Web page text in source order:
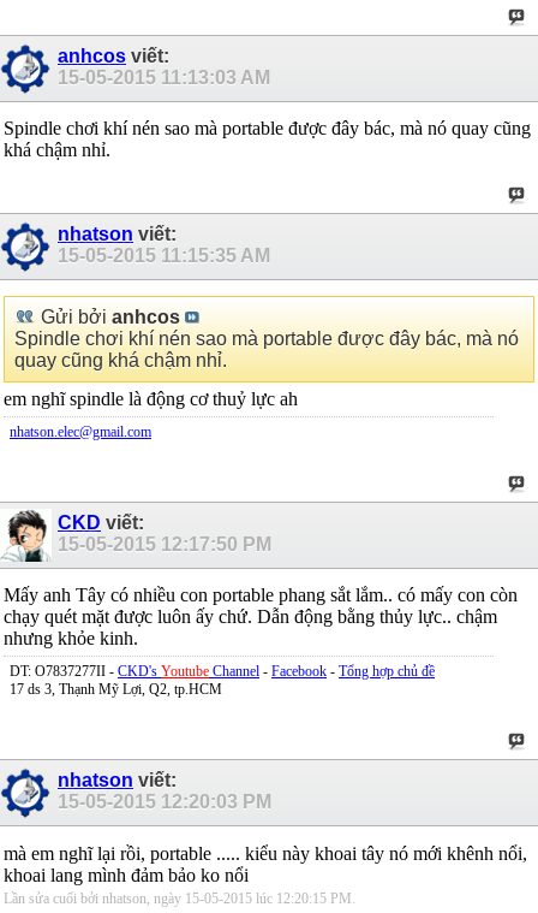
anhcos viết:
15-05-2015 11:13:03 AM
Spindle chơi khí nén sao mà portable được đây bác, mà nó quay cũng
khá chậm nhỉ.
nhatson viết:
15-05-2015 11:15:35 AM
Gửi bởi anhcos
Spindle chơi khí nén sao mà portable được đây bác, mà nó
quay cũng khá chậm nhỉ.
em nghĩ spindle là động cơ thuỷ lực ah
nhatson.elec@gmail.com
CKD viết:
15-05-2015 12:17:50 PM
Mấy anh Tây có nhiều con portable phang sắt lắm.. có mấy con còn
chạy quét mặt được luôn ấy chứ. Dẫn động bằng thủy lực.. chậm
nhưng khỏe kinh.
DT: O7837277II - CKD's Youtube Channel - Facebook - Tổng hợp chủ đề
17 ds 3, Thạnh Mỹ Lợi, Q2, tp.HCM
nhatson viết:
15-05-2015 12:20:03 PM
mà em nghĩ lại rồi, portable ..... kiểu này khoai tây nó mới khênh nổi,
khoai lang mình đảm bảo ko nổi
Lần sửa cuối bởi nhatson, ngày 15-05-2015 lúc 12:20:15 PM.